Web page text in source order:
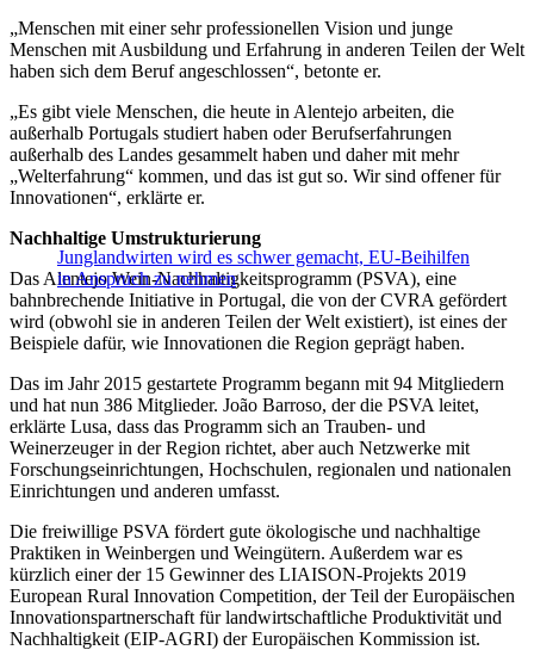
„Menschen mit einer sehr professionellen Vision und junge
Menschen mit Ausbildung und Erfahrung in anderen Teilen der Welt
haben sich dem Beruf angeschlossen“, betonte er.
„Es gibt viele Menschen, die heute in Alentejo arbeiten, die
außerhalb Portugals studiert haben oder Berufserfahrungen
außerhalb des Landes gesammelt haben und daher mit mehr
„Welterfahrung“ kommen, und das ist gut so. Wir sind offener für
Innovationen“, erklärte er.
Junglandwirten wird es schwer gemacht, EU-Beihilfen
in Anspruch zu nehmen
Nachhaltige Umstrukturierung
Das Alentejo Wein-Nachhaltigkeitsprogramm (PSVA), eine
bahnbrechende Initiative in Portugal, die von der CVRA gefördert
wird (obwohl sie in anderen Teilen der Welt existiert), ist eines der
Beispiele dafür, wie Innovationen die Region geprägt haben.
Das im Jahr 2015 gestartete Programm begann mit 94 Mitgliedern
und hat nun 386 Mitglieder. João Barroso, der die PSVA leitet,
erklärte Lusa, dass das Programm sich an Trauben- und
Weinerzeuger in der Region richtet, aber auch Netzwerke mit
Forschungseinrichtungen, Hochschulen, regionalen und nationalen
Einrichtungen und anderen umfasst.
Die freiwillige PSVA fördert gute ökologische und nachhaltige
Praktiken in Weinbergen und Weingütern. Außerdem war es
kürzlich einer der 15 Gewinner des LIAISON-Projekts 2019
European Rural Innovation Competition, der Teil der Europäischen
Innovationspartnerschaft für landwirtschaftliche Produktivität und
Nachhaltigkeit (EIP-AGRI) der Europäischen Kommission ist.